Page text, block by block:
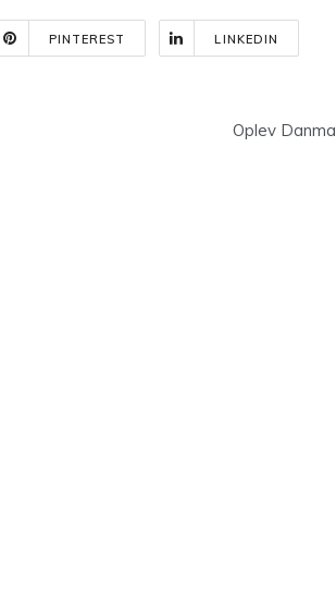
PINTEREST LINKEDIN
Oplev